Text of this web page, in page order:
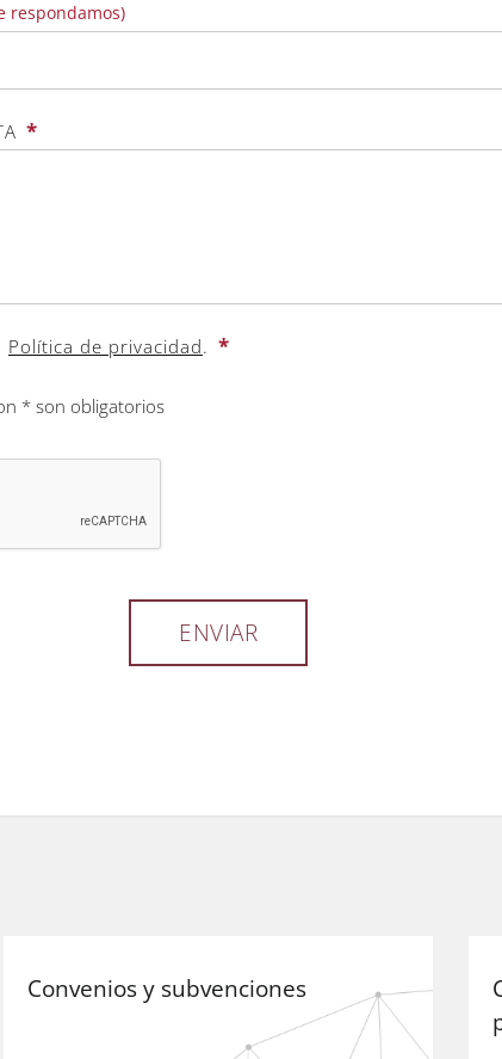
respondamos)
*
Política de privacidad. *
* son obligatorios
Convenios y subvenciones